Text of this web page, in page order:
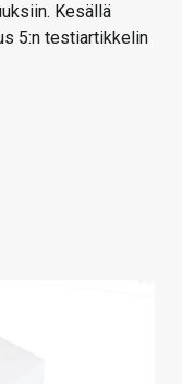
Kesällä
5:n testiartikkelin